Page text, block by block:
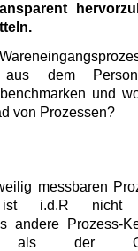
aus dem
und
von Prozessen?
messbaren
ist i.d.R
andere Prozess-
als der